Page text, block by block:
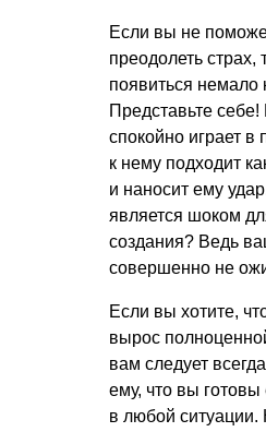
Если вы не
преодолеть страх,
появиться немало
Представьте
спокойно играет в
к нему подходит
и наносит ему
является шоком
создания? Ведь
совершенно не
Если вы хотите,
вырос
вам следует
ему, что вы
в любой